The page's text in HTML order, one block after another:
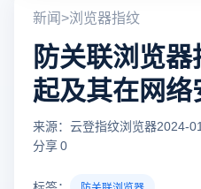
新闻>浏览器指纹
防关联浏览
起及其在网
来源：云登指纹浏览器2024-
分享 0